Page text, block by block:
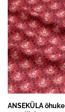
ANSEKÜLA õhuke